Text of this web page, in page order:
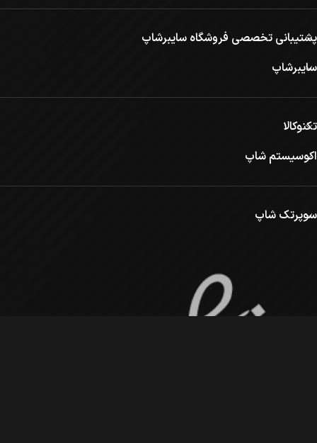
پشتیبانی تخصصی فروشگاه سایبرشاپ
سایبرشاپ
تکنوکالا
اکوسیستم شاپ
سوپرتک شاپ